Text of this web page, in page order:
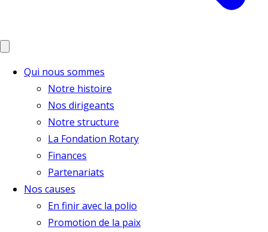
Qui nous sommes
Notre histoire
Nos dirigeants
Notre structure
La Fondation Rotary
Finances
Partenariats
Nos causes
En finir avec la polio
Promotion de la paix